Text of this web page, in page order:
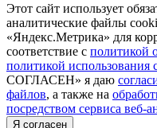
Этот сайт использует
аналитические файлы
«Яндекс.Метрика» для
соответствие с политикой
политикой использования
СОГЛАСЕН» я даю
файлов, а также на
посредством сервиса веб-
Я согласен